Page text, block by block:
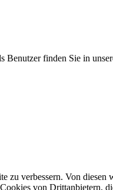
finden Sie in
verbessern. Von
von Drittanbietern,